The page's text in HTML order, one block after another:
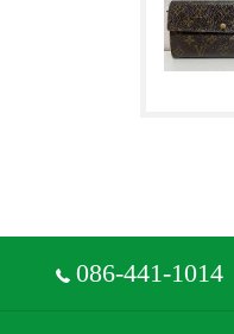
086-441-1014